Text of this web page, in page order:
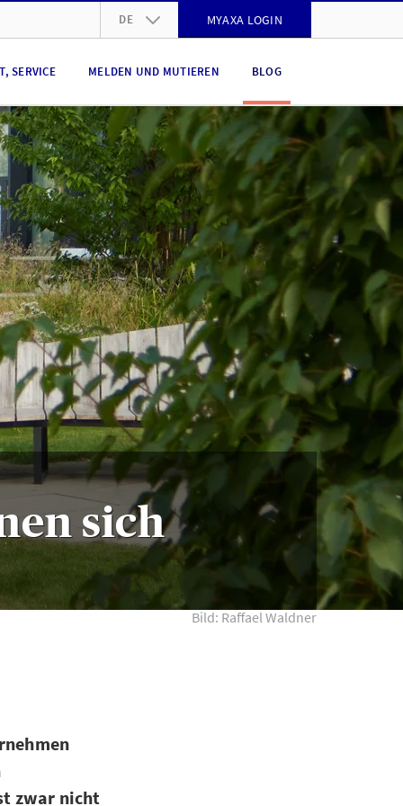
DE
EN
MYAXA LOGIN
SERVICE MELDEN UND MUTIEREN BLOG
sich
Bild: Raffael Waldner
zwar nicht